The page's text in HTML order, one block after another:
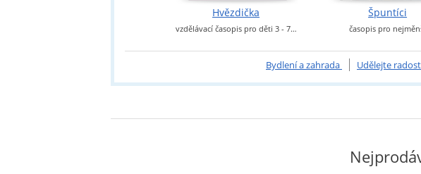
Hvězdička
vzdělávací časopis pro děti 3 - 7…
Špuntíci
časopis pro nejměnší
Bydlení a zahrada Udělejte